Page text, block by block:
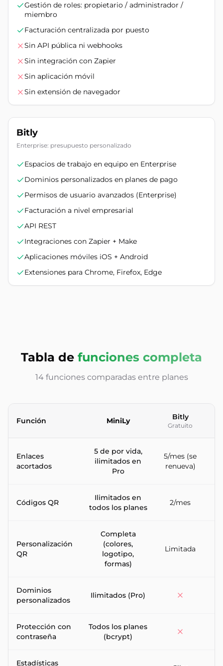
Gestión de roles: propietario / administrador /
miembro
Facturación centralizada por puesto
Sin API pública ni webhooks
Sin integración con Zapier
Sin aplicación móvil
Sin extensión de navegador
Bitly
Enterprise: presupuesto personalizado
Espacios de trabajo en equipo en Enterprise
Dominios personalizados en planes de pago
Permisos de usuario avanzados (Enterprise)
Facturación a nivel empresarial
API REST
Integraciones con Zapier + Make
Aplicaciones móviles iOS + Android
Extensiones para Chrome, Firefox, Edge
Tabla de funciones completa
14 funciones comparadas entre planes
Función MiniLy Bitly
Gratuito
Enlaces
acortados
5 de por vida,
ilimitados en
Pro
5/mes (se
renueva)
Códigos QR
Ilimitados en
todos los planes
2/mes
Personalización
QR
Completa
(colores,
logotipo,
formas)
Limitada
Dominios
personalizados
Ilimitados (Pro)
Protección con
contraseña
Todos los planes
(bcrypt)
Estadísticas